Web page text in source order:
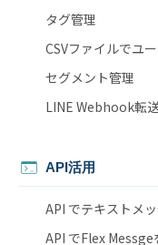
タグ管理
CSVファイルでユ
セグメント管理
LINE Webhook転
API活用
API でテキストメ
API でFlex Messge